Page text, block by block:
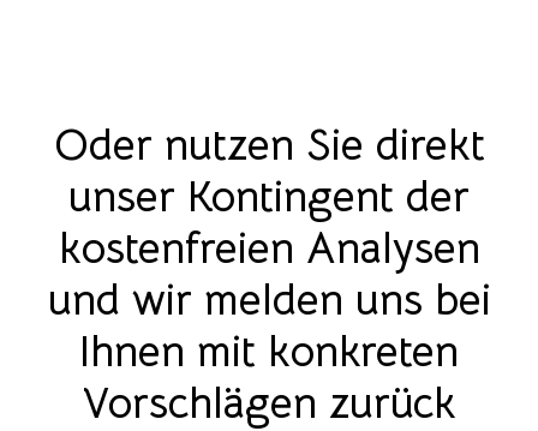
Oder nutzen Sie direkt
unser Kontingent der
kostenfreien Analysen
und wir melden uns bei
Ihnen mit konkreten
Vorschlägen zurück